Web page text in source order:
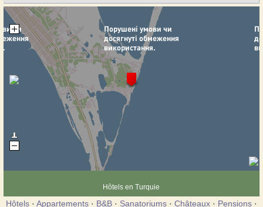
Hôtels en Turquie
Hôtels · Appartements · B&B · Sanatoriums · Châteaux · Pensions ·